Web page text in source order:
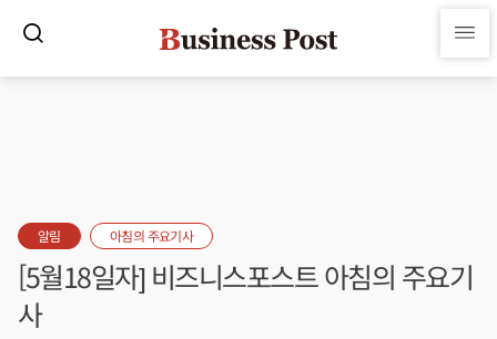
알림 아침의 주요기사
[5월18일자] 비즈니스포스트 아침의 주요기
사